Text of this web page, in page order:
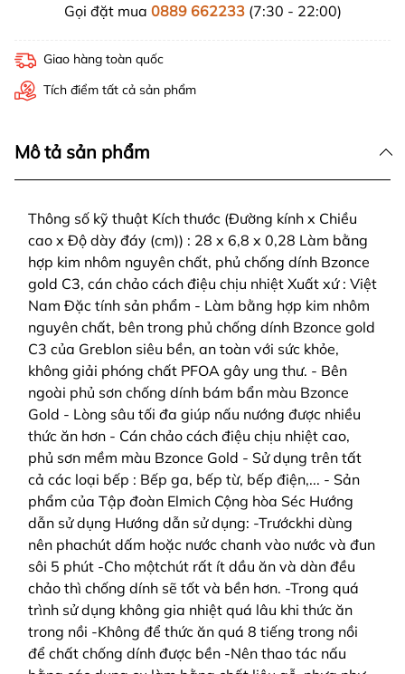
Gọi đặt mua 0889 662233(7:30 - 22:00)
Giao hàng toàn quốc
Tích điểm tất cả sản phẩm
Mô tả sản phẩm
Thông số kỹ thuật Kích thước (Đường kính x Chiều
cao x Độ dày đáy (cm)) : 28 x 6,8 x 0,28 Làm bằng
hợp kim nhôm nguyên chất, phủ chống dính Bzonce
gold C3, cán chảo cách điệu chịu nhiệt Xuất xứ : Việt
Nam Đặc tính sản phẩm - Làm bằng hợp kim nhôm
nguyên chất, bên trong phủ chống dính Bzonce gold
C3 của Greblon siêu bền, an toàn với sức khỏe,
không giải phóng chất PFOA gây ung thư. - Bên
ngoài phủ sơn chống dính bám bẩn màu Bzonce
Gold - Lòng sâu tối đa giúp nấu nướng được nhiều
thức ăn hơn - Cán chảo cách điệu chịu nhiệt cao,
phủ sơn mềm màu Bzonce Gold - Sử dụng trên tất
cả các loại bếp : Bếp ga, bếp từ, bếp điện,... - Sản
phẩm của Tập đoàn Elmich Cộng hòa Séc Hướng
dẫn sử dụng Hướng dẫn sử dụng: -Trướckhi dùng
nên phachút dấm hoặc nước chanh vào nước và đun
sôi 5 phút -Cho mộtchút rất ít dầu ăn và dàn đều
chảo thì chống dính sẽ tốt và bền hơn. -Trong quá
trình sử dụng không gia nhiệt quá lâu khi thức ăn
trong nồi -Không để thức ăn quá 8 tiếng trong nồi
để chất chống dính được bền -Nên thao tác nấu